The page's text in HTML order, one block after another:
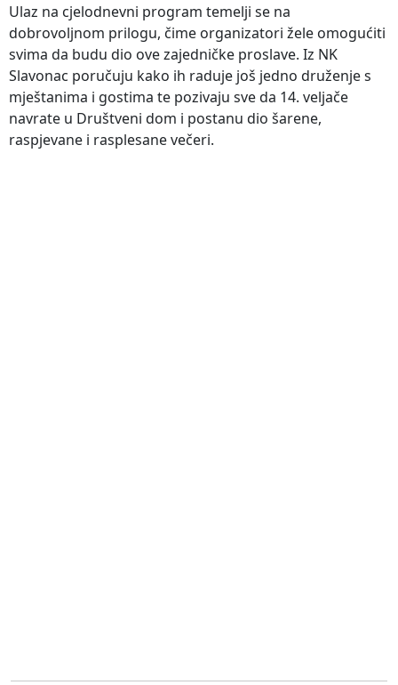
Ulaz na cjelodnevni program temelji se na
dobrovoljnom prilogu, čime organizatori žele omogućiti
svima da budu dio ove zajedničke proslave. Iz NK
Slavonac poručuju kako ih raduje još jedno druženje s
mještanima i gostima te pozivaju sve da 14. veljače
navrate u Društveni dom i postanu dio šarene,
raspjevane i rasplesane večeri.